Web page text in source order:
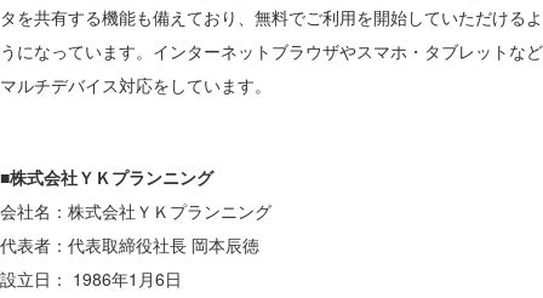
タを共有する機能も備えており、無料でご利用を開始していただけるよ
うになっています。インターネットブラウザやスマホ・タブレットなど
マルチデバイス対応をしています。
■株式会社ＹＫプランニング
会社名：株式会社ＹＫプランニング
代表者：代表取締役社長 岡本辰徳
設立日： 1986年1月6日